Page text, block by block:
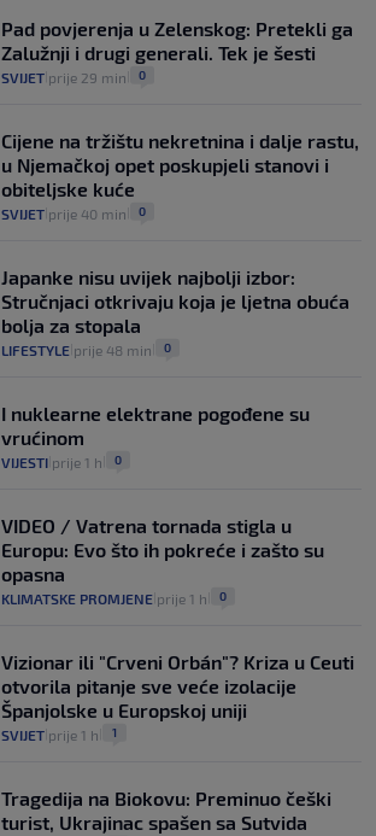
Pad povjerenja u Zelenskog: Pretekli ga
Zalužnji i drugi generali. Tek je šesti
SVIJET prije 29 min 0
Cijene na tržištu nekretnina i dalje rastu,
u Njemačkoj opet poskupjeli stanovi i
obiteljske kuće
SVIJET prije 40 min 0
Japanke nisu uvijek najbolji izbor:
Stručnjaci otkrivaju koja je ljetna obuća
bolja za stopala
LIFESTYLE prije 48 min 0
I nuklearne elektrane pogođene su
vrućinom
VIJESTI prije 1 h 0
VIDEO / Vatrena tornada stigla u
Europu: Evo što ih pokreće i zašto su
opasna
KLIMATSKE PROMJENE prije 1 h 0
Vizionar ili "Crveni Orbán"? Kriza u Ceuti
otvorila pitanje sve veće izolacije
Španjolske u Europskoj uniji
SVIJET prije 1 h 1
Tragedija na Biokovu: Preminuo češki
turist, Ukrajinac spašen sa Sutvida